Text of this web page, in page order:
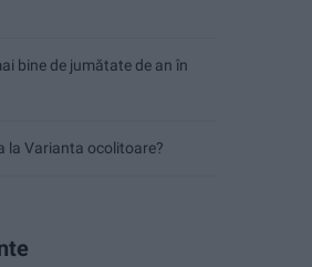
bine de jumătate de an în
la Varianta ocolitoare?